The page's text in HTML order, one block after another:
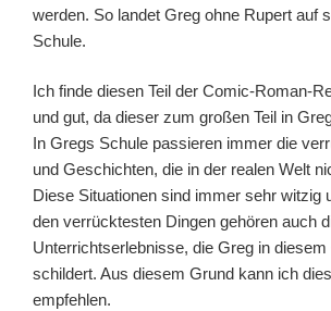
werden. So landet Greg ohne Rupert auf
Schule.
Ich finde diesen Teil der Comic-Roman-
und gut, da dieser zum großen Teil in
In Gregs Schule passieren immer die
und Geschichten, die in der realen Welt
Diese Situationen sind immer sehr witzig
den verrücktesten Dingen gehören auch
Unterrichtserlebnisse, die Greg in
schildert. Aus diesem Grund kann ich
empfehlen.